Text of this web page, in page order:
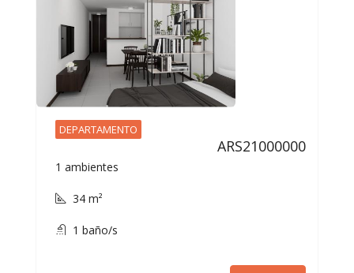
DEPARTAMENTO
ARS21000000
1 ambientes
34 m²
1 baño/s